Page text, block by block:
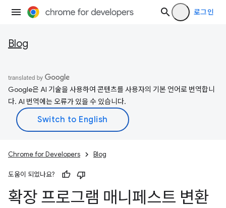
로그인
Blog
Google은 AI 기술을 사용하여 콘텐츠를 사용자의 기본 언어로 번역합니
다. AI 번역에는 오류가 있을 수 있습니다.
Chrome for Developers Blog
도움이 되었나요?
확장 프로그램 매니페스트 변환